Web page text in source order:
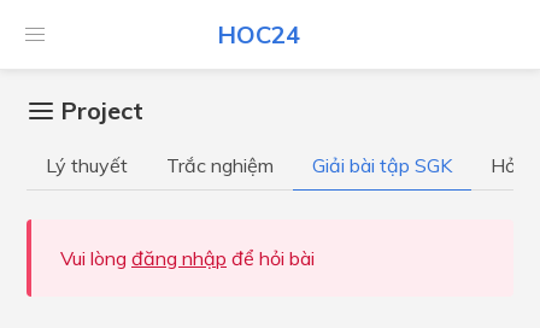
HOC24
Project
Lý thuyết Trắc nghiệm Giải bài tập SGK Hỏi
Vui lòng đăng nhập để hỏi bài